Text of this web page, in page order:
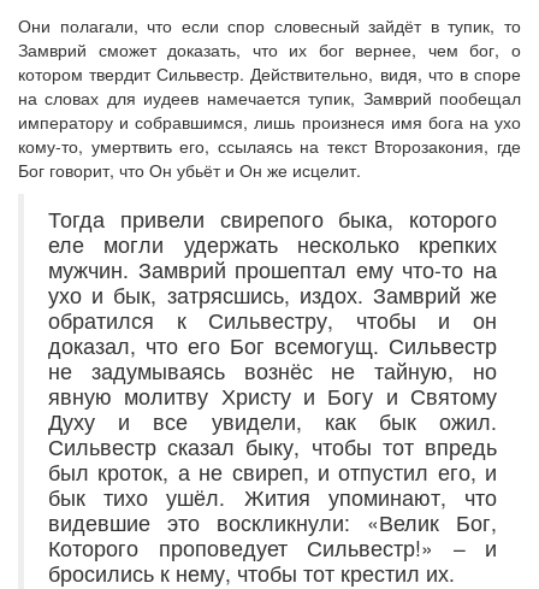
Они полагали, что если спор словесный зайдёт в тупик, то
Замврий сможет доказать, что их бог вернее, чем бог, о
котором твердит Сильвестр. Действительно, видя, что в споре
на словах для иудеев намечается тупик, Замврий пообещал
императору и собравшимся, лишь произнеся имя бога на ухо
кому-то, умертвить его, ссылаясь на текст Второзакония, где
Бог говорит, что Он убьёт и Он же исцелит.
Тогда привели свирепого быка, которого
еле могли удержать несколько крепких
мужчин. Замврий прошептал ему что-то на
ухо и бык, затрясшись, издох. Замврий же
обратился к Сильвестру, чтобы и он
доказал, что его Бог всемогущ. Сильвестр
не задумываясь вознёс не тайную, но
явную молитву Христу и Богу и Святому
Духу и все увидели, как бык ожил.
Сильвестр сказал быку, чтобы тот впредь
был кроток, а не свиреп, и отпустил его, и
бык тихо ушёл. Жития упоминают, что
видевшие это воскликнули: «Велик Бог,
Которого проповедует Сильвестр!» – и
бросились к нему, чтобы тот крестил их.